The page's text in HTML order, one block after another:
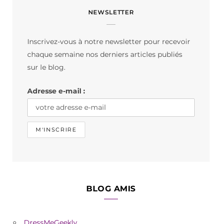
e
t
m
T
NEWSLETTER
Inscrivez-vous à notre newsletter pour recevoir
chaque semaine nos derniers articles publiés
sur le blog.
Adresse e-mail :
BLOG AMIS